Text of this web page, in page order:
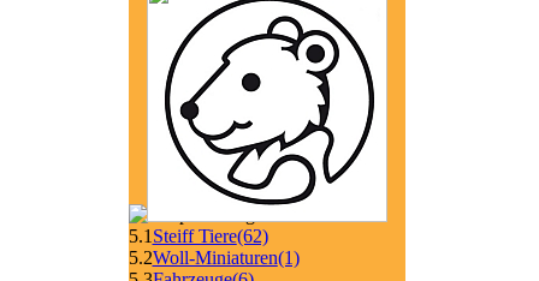
5.1 Steiff Tiere(62)
5.2Woll-Miniaturen(1)